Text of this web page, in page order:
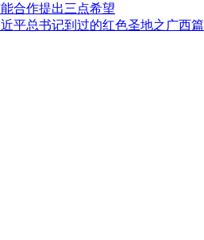
合作提出三点希望
平总书记到过的红色圣地之广西篇